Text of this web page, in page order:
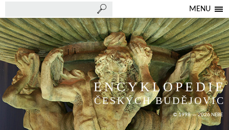
MENU
ENCYKLOPEDIE
ČESKÝCH BUDĚJOVIC
© 1998 — 2026 NEBE